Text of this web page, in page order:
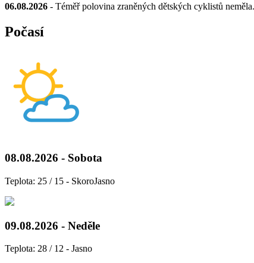
06.08.2026 - Téměř polovina zraněných dětských cyklistů
Počasí
08.08.2026 - Sobota
Teplota: 25 / 15 - SkoroJasno
09.08.2026 - Neděle
Teplota: 28 / 12 - Jasno